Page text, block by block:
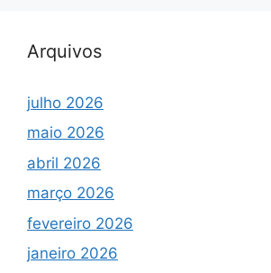
Arquivos
julho 2026
maio 2026
abril 2026
março 2026
fevereiro 2026
janeiro 2026